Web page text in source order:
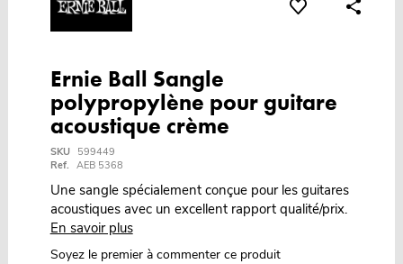
Ernie Ball Sangle
polypropylène pour guitare
acoustique crème
SKU
599449
Ref. AEB 5368
Une sangle spécialement conçue pour les guitares
acoustiques avec un excellent rapport qualité/prix.
En savoir plus
Soyez le premier à commenter ce produit